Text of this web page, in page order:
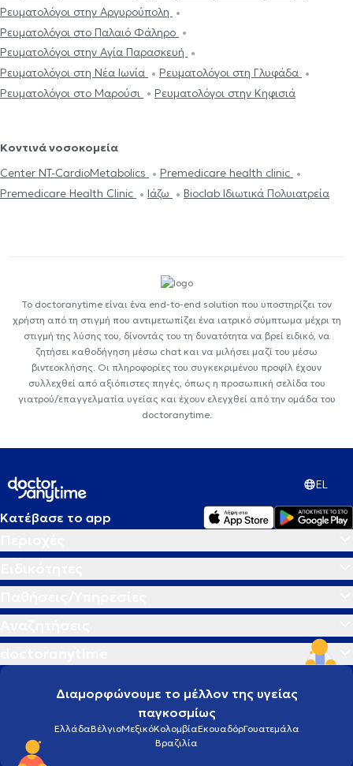
Ρευματολόγοι στην Αργυρούπολη
Ρευματολόγοι στο Παλαιό Φάληρο
Ρευματολόγοι στην Αγία Παρασκευή
Ρευματολόγοι στη Νέα Ιωνία
Ρευματολόγοι στη Γλυφάδα
Ρευματολόγοι στο Μαρούσι
Ρευματολόγοι στην Κηφισιά
Κοντινά νοσοκομεία
Center NT-CardioMetabolics
Premedicare health clinic
Premedicare Health Clinic
Ιάζω Bioclab Ιδιωτικά Πολυιατρεία
Το doctoranytime είναι ένα end-to-end solution που υποστηρίζει τον
χρήστη από τη στιγμή που αντιμετωπίζει ένα ιατρικό σύμπτωμα μέχρι τη
στιγμή της λύσης του, δίνοντάς του τη δυνατότητα να βρεί ειδικό, να
ζητήσει καθοδήγηση μέσω chat και να μιλήσει μαζί του μέσω
βιντεοκλήσης. Οι πληροφορίες του συγκεκριμένου προφίλ έχουν
συλλεχθεί από αξιόπιστες πηγές, όπως η προσωπική σελίδα του
γιατρού/επαγγελματία υγείας και έχουν ελεγχθεί από την ομάδα του
doctoranytime.
EL
Κατέβασε το app
Διαμορφώνουμε το μέλλον της υγείας
παγκοσμίως
ΕλλάδαΒέλγιοΜεξικόΚολομβίαΕκουαδόρΓουατεμάλα
Βραζιλία